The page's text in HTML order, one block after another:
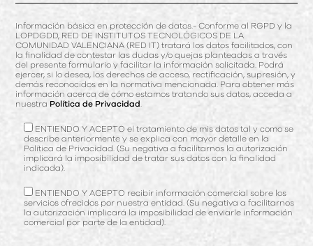
Información básica en protección de datos.- Conforme al RGPD y la
LOPDGDD, RED DE INSTITUTOS TECNOLÓGICOS DE LA
COMUNIDAD VALENCIANA (RED IT) tratará los datos facilitados, con
la finalidad de contestar las dudas y/o quejas planteadas a través
del presente formulario y facilitar la información solicitada. Podrá
ejercer, si lo desea, los derechos de acceso, rectificación, supresión, y
demás reconocidos en la normativa mencionada. Para obtener más
información acerca de cómo estamos tratando sus datos, acceda a
nuestra Política de Privacidad
ENTIENDO Y ACEPTO el tratamiento de mis datos tal y como se
describe anteriormente y se explica con mayor detalle en la
Política de Privacidad. (Su negativa a facilitarnos la autorización
implicará la imposibilidad de tratar sus datos con la finalidad
indicada).
ENTIENDO Y ACEPTO recibir información comercial sobre los
servicios ofrecidos por nuestra entidad. (Su negativa a facilitarnos
la autorización implicará la imposibilidad de enviarle información
comercial por parte de la entidad).